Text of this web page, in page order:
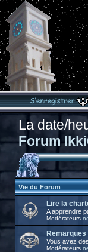
La date/
Forum
Vie du Forum
Lire la
A apprendre
Modérateurs
Vous avez
Modérateurs